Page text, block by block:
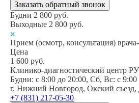
Заказать обратный звонок
Будни 2 800 руб.
Выходные 2 800 руб.
Прием (осмотр, консультация)
Цена
1 600 руб.
Клинико-диагностический центр
Будни: c 8:00 до 20:00, Сб, Вс: c 9:00
г. Нижний Новгород, Окский съезд,
+7 (831) 217-05-30